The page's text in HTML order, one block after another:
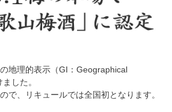
地理的表示（GI：Geographical
した。
で、リキュールでは全国初となります。